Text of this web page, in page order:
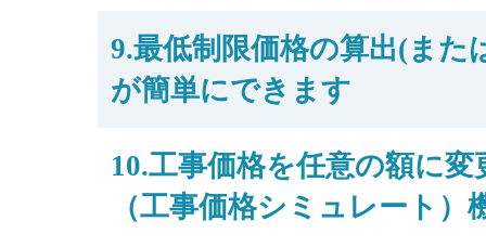
9.最低制限価格の算出(また
が簡単にできます
10.工事価格を任意の額に変
（工事価格シミュレート）